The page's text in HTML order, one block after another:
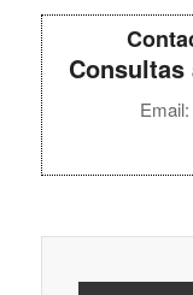
Email: